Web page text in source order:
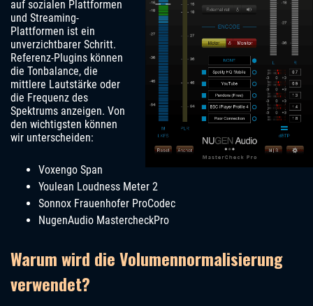
auf sozialen Plattformen
und Streaming-
Plattformen ist ein
unverzichtbarer Schritt.
Referenz-Plugins können
die Tonbalance, die
mittlere Lautstärke oder
die Frequenz des
Spektrums anzeigen. Von
den wichtigsten können
wir unterscheiden:
Voxengo Span
Youlean Loudness Meter 2
Sonnox Frauenhofer ProCodec
NugenAudio MastercheckPro
Warum wird die Volumennormalisierung
verwendet?